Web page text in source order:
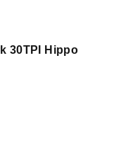
30TPI Hippo